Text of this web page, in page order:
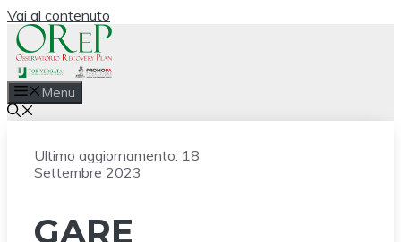
Vai al contenuto
Menu
Ultimo aggiornamento: 18
Settembre 2023
GARE